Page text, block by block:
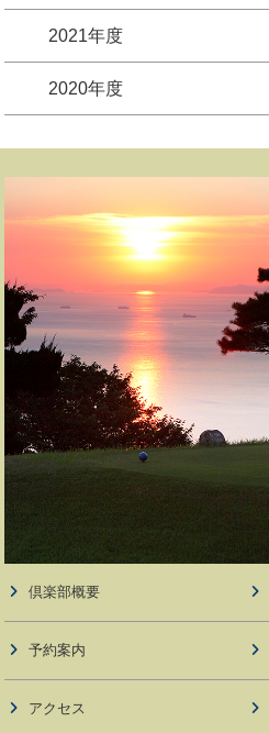
2021年度
2020年度
倶楽部概要
予約案内
アクセス